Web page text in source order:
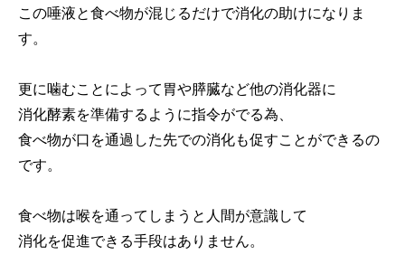
この唾液と食べ物が混じるだけで消化の助けになりま
す。
更に噛むことによって胃や膵臓など他の消化器に
消化酵素を準備するように指令がでる為、
食べ物が口を通過した先での消化も促すことができるの
です。
食べ物は喉を通ってしまうと人間が意識して
消化を促進できる手段はありません。